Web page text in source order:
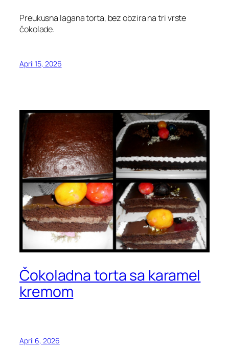
Preukusna lagana torta, bez obzira na tri vrste
čokolade.
April 15, 2026
Čokoladna torta sa karamel
kremom
April 6, 2026